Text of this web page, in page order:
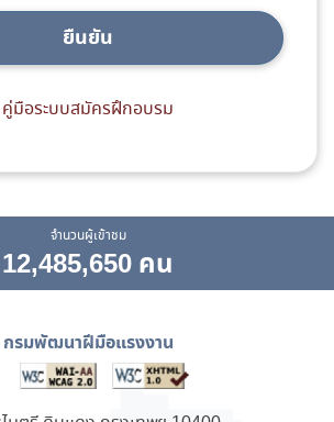
ยืนยัน
คู่มือระบบสมัครฝึกอบรม
จำนวนผู้เข้าชม
12,485,650 คน
กรมพัฒนาฝีมือแรงงาน